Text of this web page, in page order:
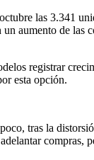
las 3.341
aumento de
registrar
esta opción.
tras la